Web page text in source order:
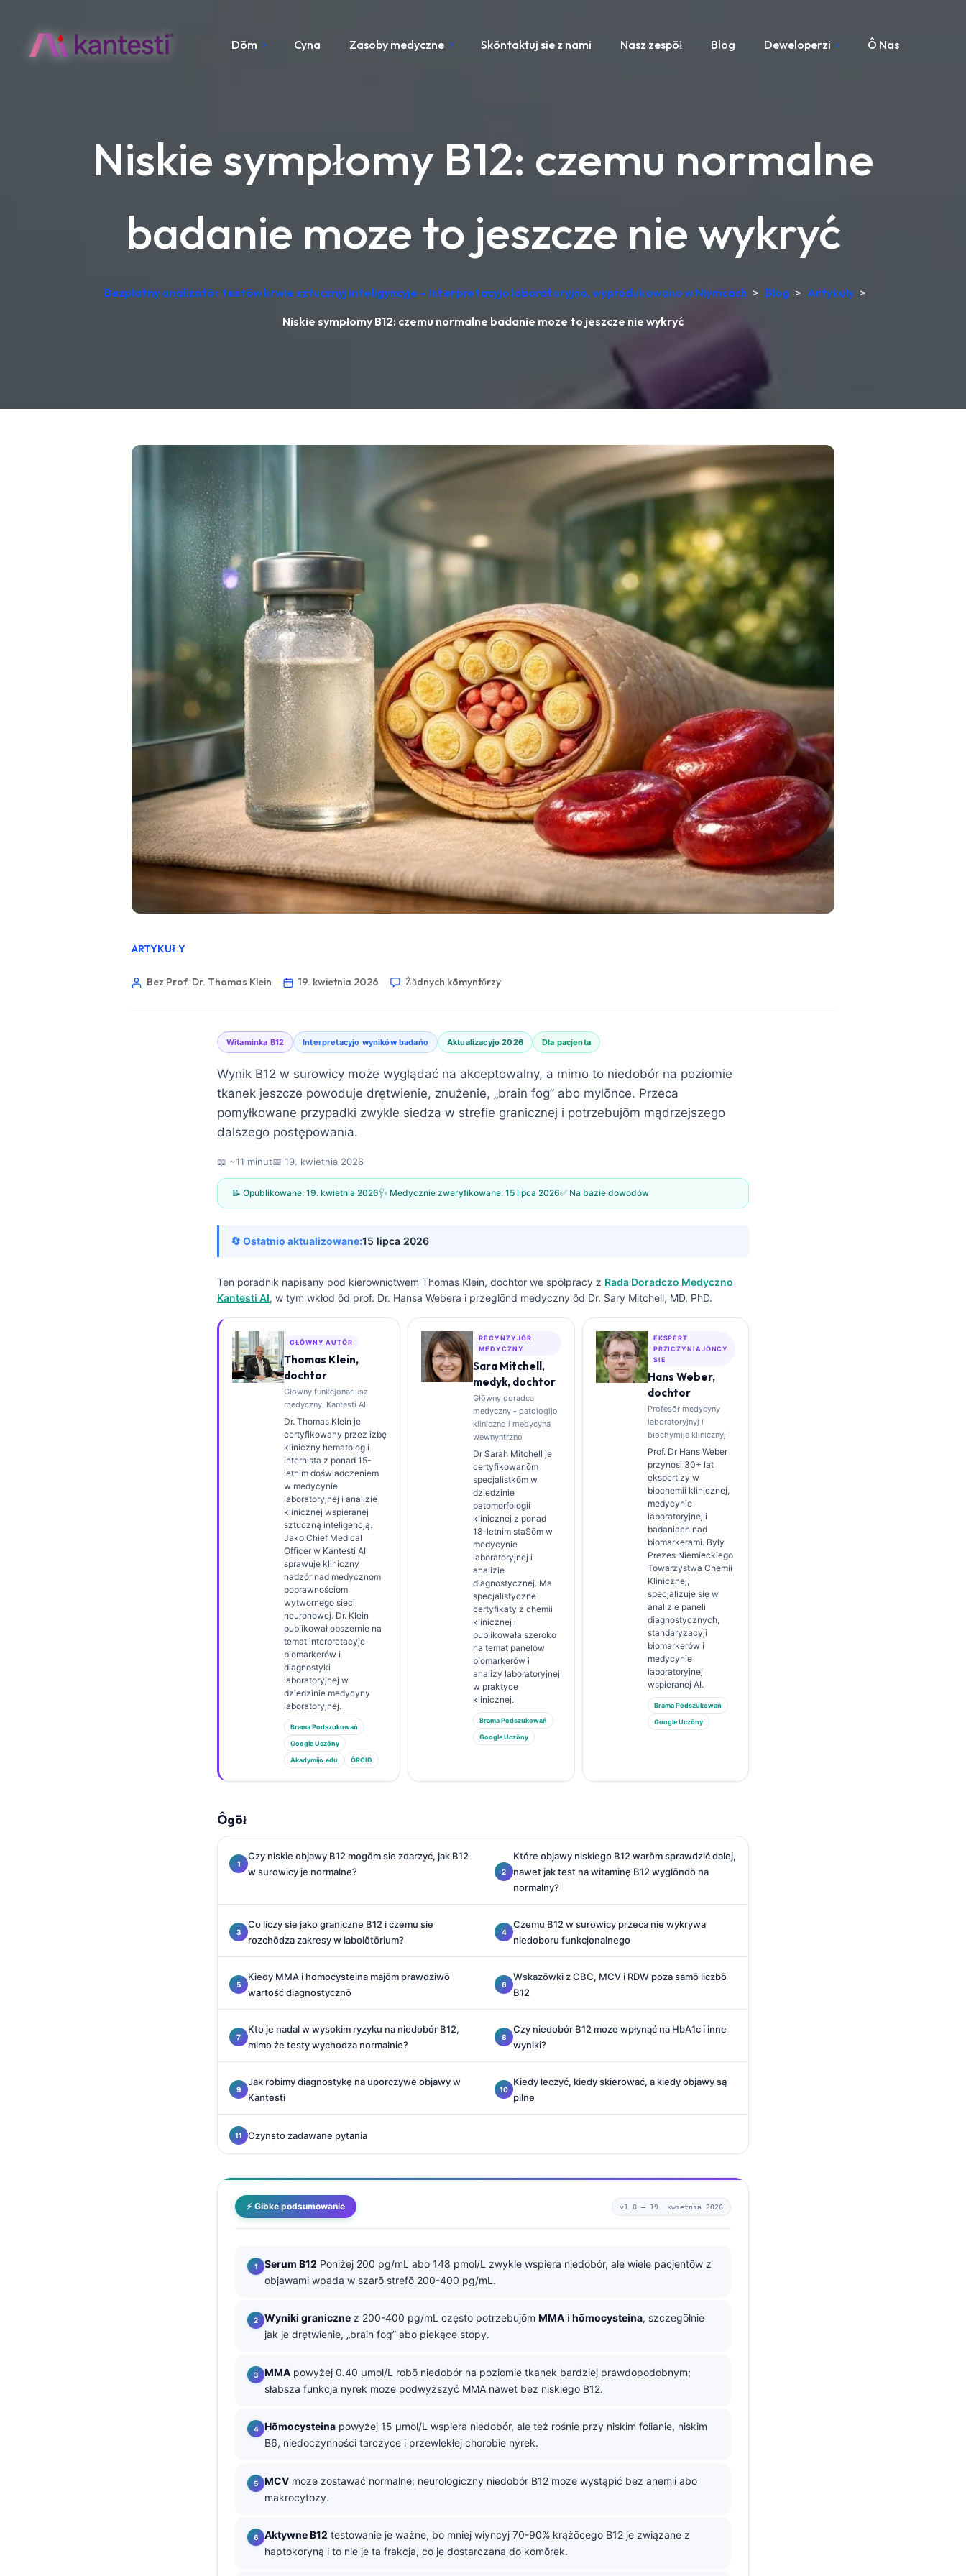
Dōm Cyna Zasoby medyczne Skōntaktuj sie z nami Nasz zespōł Blog Deweloperzi Ô Nas
Niskie sympłomy B12: czemu normalne
badanie moze to jeszcze nie wykryć
Bezpłatny analizatōr testōw krwie sztucznyj inteligyncyje – Interpretacyjo laboratoryjno, wyprodukowano w Niymcach > Blog > Artykuły >
Niskie sympłomy B12: czemu normalne badanie moze to jeszcze nie wykryć
ARTYKUŁY
Bez Prof. Dr. Thomas Klein 19. kwietnia 2026 Żŏdnych kōmyntŏrzy
Witaminka B12 Interpretacyjo wyników badańo Aktualizacyjo 2026 Dla pacjenta
Wynik B12 w surowicy może wyglądać na akceptowalny, a mimo to niedobór na poziomie
tkanek jeszcze powoduje drętwienie, znużenie, „brain fog” abo mylōnce. Przeca
pomyłkowane przypadki zwykle siedza w strefie granicznej i potrzebujōm mądrzejszego
dalszego postępowania.
📖 ~11 minut📅 19. kwietnia 2026
📝 Opublikowane: 19. kwietnia 2026🩺 Medycznie zweryfikowane: 15 lipca 2026✅ Na bazie dowodów
🔄 Ostatnio aktualizowane:15 lipca 2026
Ten poradnik napisany pod kierownictwem Thomas Klein, dochtor we spōłpracy z Rada Doradczo Medyczno
Kantesti AI, w tym wkłod ôd prof. Dr. Hansa Webera i przeglōnd medyczny ôd Dr. Sary Mitchell, MD, PhD.
GŁŌWNY AUTŌR
Thomas Klein,
dochtor
Głōwny funkcjōnariusz
medyczny, Kantesti AI
Dr. Thomas Klein je
certyfikowany przez izbę
kliniczny hematolog i
internista z ponad 15-
letnim doświadczeniem
w medycynie
laboratoryjnej i analizie
klinicznej wspieranej
sztuczną inteligencją.
Jako Chief Medical
Officer w Kantesti AI
sprawuje kliniczny
nadzór nad medycznom
poprawnościom
wytwornego sieci
neuronowej. Dr. Klein
publikował obszernie na
temat interpretacyje
biomarkerów i
diagnostyki
laboratoryjnej w
dziedzinie medycyny
laboratoryjnej.
Brama Podszukowań
Google Uczōny
Akadymijo.edu ÔRCID
RECYNZYJŌR
MEDYCZNY
Sara Mitchell,
medyk, dochtor
Głōwny doradca
medyczny - patologijo
kliniczno i medycyna
wewnyntrzno
Dr Sarah Mitchell je
certyfikowanōm
specjalistkōm w
dziedzinie
patomorfologii
klinicznej z ponad
18-letnim staŜōm w
medycynie
laboratoryjnej i
analizie
diagnostycznej. Ma
specjalistyczne
certyfikaty z chemii
klinicznej i
publikowała szeroko
na temat panelōw
biomarkerów i
analizy laboratoryjnej
w praktyce
klinicznej.
Brama Podszukowań
Google Uczōny
EKSPERT
PRZICZYNIAJŌNCY
SIE
Hans Weber,
dochtor
Profesōr medycyny
laboratoryjnyj i
biochymije klinicznyj
Prof. Dr Hans Weber
przynosi 30+ lat
ekspertizy w
biochemii klinicznej,
medycynie
laboratoryjnej i
badaniach nad
biomarkerami. Były
Prezes Niemieckiego
Towarzystwa Chemii
Klinicznej,
specjalizuje się w
analizie paneli
diagnostycznych,
standaryzacyji
biomarkerów i
medycynie
laboratoryjnej
wspieranej AI.
Brama Podszukowań
Google Uczōny
Ôgōł
Czy niskie objawy B12 mogōm sie zdarzyć, jak B12
w surowicy je normalne?
Które objawy niskiego B12 warōm sprawdzić dalej,
nawet jak test na witaminę B12 wyglōndŏ na
normalny?
Co liczy sie jako graniczne B12 i czemu sie
rozchōdza zakresy w labolŏtōrium?
Czemu B12 w surowicy przeca nie wykrywa
niedoboru funkcjonalnego
Kiedy MMA i homocysteina majōm prawdziwō
wartość diagnostycznō
Wskazōwki z CBC, MCV i RDW poza samō liczbō
B12
Kto je nadal w wysokim ryzyku na niedobór B12,
mimo że testy wychodza normalnie?
Czy niedobór B12 moze wpłynąć na HbA1c i inne
wyniki?
Jak robimy diagnostykę na uporczywe objawy w
Kantesti
Kiedy leczyć, kiedy skierować, a kiedy objawy są
pilne
Czynsto zadawane pytania
⚡ Gibke podsumowanie v1.0 — 19. kwietnia 2026
Serum B12 Poniżej 200 pg/mL abo 148 pmol/L zwykle wspiera niedobór, ale wiele pacjentōw z
objawami wpada w szarō strefō 200-400 pg/mL.
Wyniki graniczne z 200-400 pg/mL często potrzebujōm MMA i hōmocysteina, szczegōlnie
jak je drętwienie, „brain fog” abo piekące stopy.
MMA powyżej 0.40 µmol/L robō niedobór na poziomie tkanek bardziej prawdopodobnym;
słabsza funkcja nyrek moze podwyższyć MMA nawet bez niskiego B12.
Hōmocysteina powyżej 15 µmol/L wspiera niedobór, ale też rośnie przy niskim folianie, niskim
B6, niedoczynności tarczyce i przewlekłej chorobie nyrek.
MCV moze zostawać normalne; neurologiczny niedobór B12 moze wystąpić bez anemii abo
makrocytozy.
Aktywne B12 testowanie je ważne, bo mniej wiyncyj 70-90% krążōcego B12 je związane z
haptokoryną i to nie je ta frakcja, co je dostarczana do komōrek.